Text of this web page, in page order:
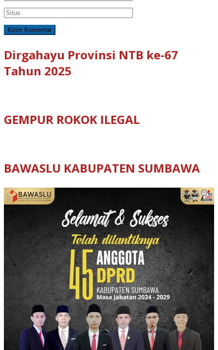
Dirgahayu Provinsi NTB ke-67
Tahun 2025
GEMPUR ROKOK ILEGAL
BAWASLU KABUPATEN SUMBAWA